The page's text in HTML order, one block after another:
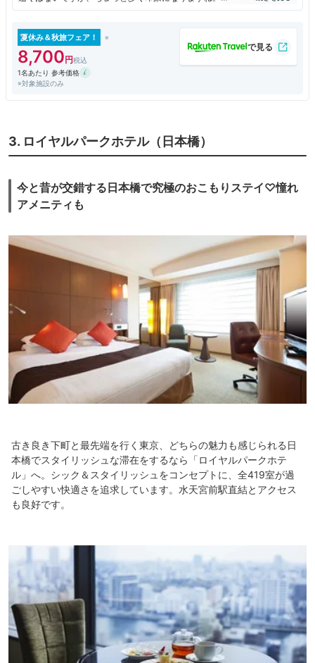
住友不動産がやっているホテルですが、外観とか全体的な雰囲気は外資系
上がりのスペースがあって、ちょっと息をつきました。荷物の整理とかが
しやすいです。
夏休み＆秋旅フェア！
8,700
1名あたり 参考価格
※対象施設のみ
3. ロイヤルパークホテル（日本橋）
今と昔が交錯する日本橋で究極のおこもりステイ♡憧れ
アメニティも
古き良き下町と最先端を行く東京、どちらの魅力も感じられる日
本橋でスタイリッシュな滞在をするなら「ロイヤルパークホテ
ル」へ。シック＆スタイリッシュをコンセプトに、全419室が過
ごしやすい快適さを追求しています。水天宮前駅直結とアクセス
も良好です。